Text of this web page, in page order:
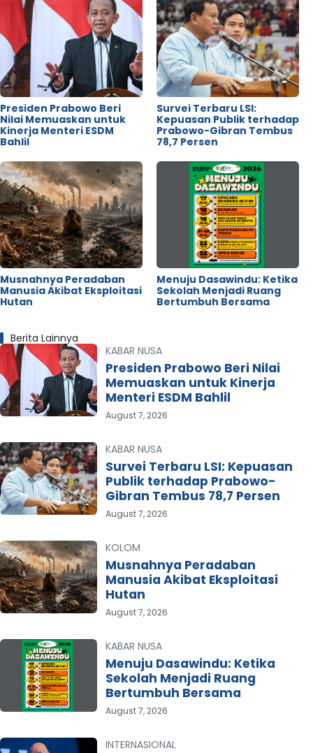
Presiden Prabowo Beri
Nilai Memuaskan untuk
Kinerja Menteri ESDM
Bahlil
Survei Terbaru LSI:
Kepuasan Publik terhadap
Prabowo-Gibran Tembus
78,7 Persen
Musnahnya Peradaban
Manusia Akibat Eksploitasi
Hutan
Menuju Dasawindu: Ketika
Sekolah Menjadi Ruang
Bertumbuh Bersama
Berita Lainnya
KABAR NUSA
Presiden Prabowo Beri Nilai
Memuaskan untuk Kinerja
Menteri ESDM Bahlil
August 7, 2026
KABAR NUSA
Survei Terbaru LSI: Kepuasan
Publik terhadap Prabowo-
Gibran Tembus 78,7 Persen
August 7, 2026
KOLOM
Musnahnya Peradaban
Manusia Akibat Eksploitasi
Hutan
August 7, 2026
KABAR NUSA
Menuju Dasawindu: Ketika
Sekolah Menjadi Ruang
Bertumbuh Bersama
August 7, 2026
INTERNASIONAL